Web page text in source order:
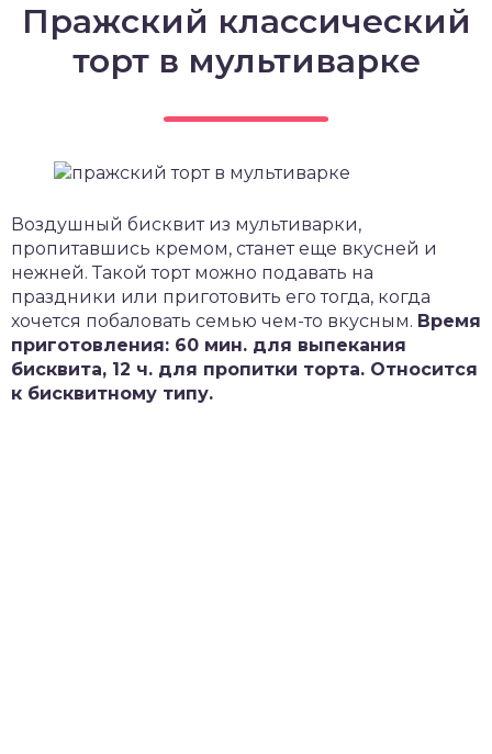
Пражский классический
торт в мультиварке
Воздушный бисквит из мультиварки,
пропитавшись кремом, станет еще вкусней и
нежней. Такой торт можно подавать на
праздники или приготовить его тогда, когда
хочется побаловать семью чем-то вкусным. Время
приготовления: 60 мин. для выпекания
бисквита, 12 ч. для пропитки торта. Относится
к бисквитному типу.